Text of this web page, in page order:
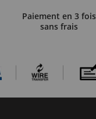
Paiement en 3 fois
sans frais